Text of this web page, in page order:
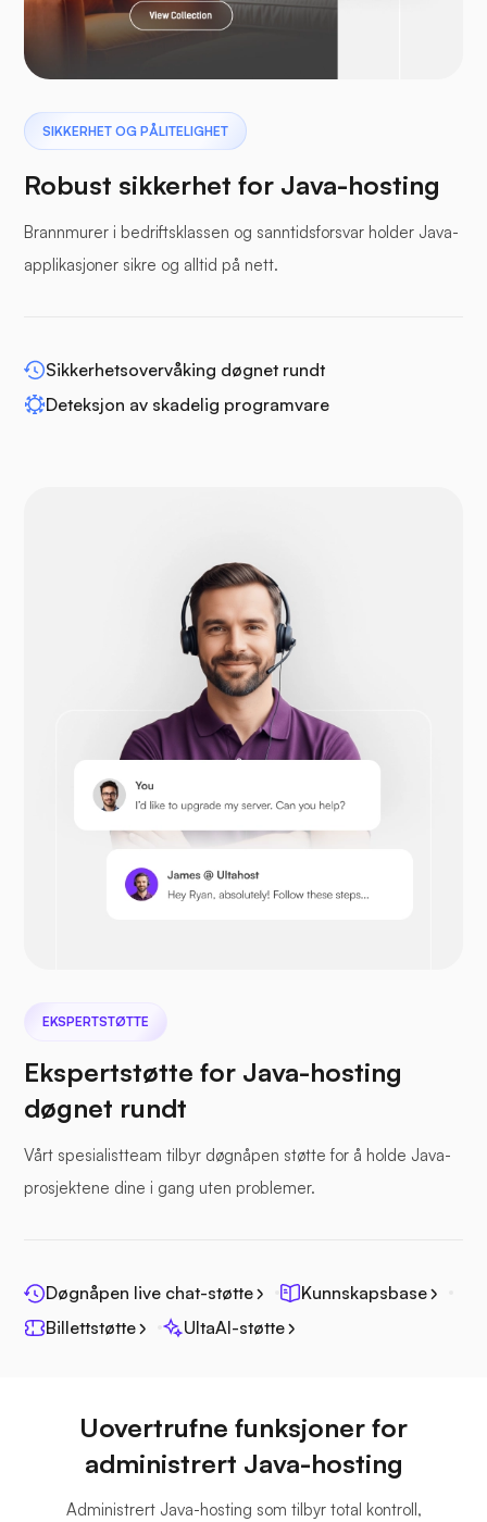
Pterodactyl
Bufferpanel
Drupal
Opencart
Prestashop
Nextcloud
Sjøfil
Fotoprisme
Jitsi
SIKKERHET OG PÅLITELIGHET
Robust sikkerhet for Java-hosting
Brannmurer i bedriftsklassen og sanntidsforsvar holder Java-
applikasjoner sikre og alltid på nett.
Sikkerhetsovervåking døgnet rundt
Deteksjon av skadelig programvare
EKSPERTSTØTTE
Ekspertstøtte for Java-hosting
døgnet rundt
Vårt spesialistteam tilbyr døgnåpen støtte for å holde Java-
prosjektene dine i gang uten problemer.
Døgnåpen live chat-støtte
Kunnskapsbase
Billettstøtte
UltaAI-støtte
Uovertrufne funksjoner for
administrert Java-hosting
Administrert Java-hosting som tilbyr total kontroll,